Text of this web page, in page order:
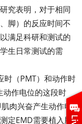
究表明，对于相同
脚）的反应时间不
满足科研和测试的
生日常测试的需
时（PMT）和动作时
动作电位的这段时
肉兴奋产生动作电
定EMD需要植入肌